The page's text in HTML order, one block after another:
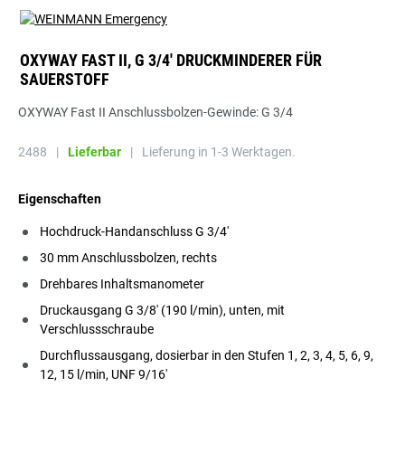
OXYWAY FAST II, G 3/4' DRUCKMINDERER FÜR
SAUERSTOFF
OXYWAY Fast II Anschlussbolzen-Gewinde: G 3/4
2488 | Lieferbar | Lieferung in 1-3 Werktagen.
Eigenschaften
Hochdruck-Handanschluss G 3/4'
30 mm Anschlussbolzen, rechts
Drehbares Inhaltsmanometer
Druckausgang G 3/8' (190 l/min), unten, mit
Verschlussschraube
Durchflussausgang, dosierbar in den Stufen 1, 2, 3, 4, 5, 6, 9,
12, 15 l/min, UNF 9/16'